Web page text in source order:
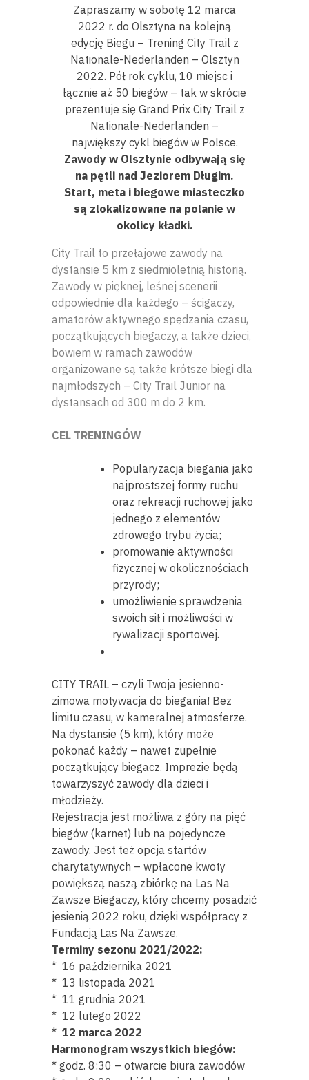
Zapraszamy w sobotę 12 marca
2022 r. do Olsztyna na kolejną
edycję Biegu – Trening City Trail z
Nationale-Nederlanden – Olsztyn
2022. Pół rok cyklu, 10 miejsc i
łącznie aż 50 biegów – tak w skrócie
prezentuje się Grand Prix City Trail z
Nationale-Nederlanden –
największy cykl biegów w Polsce.
Zawody w Olsztynie odbywają się
na pętli nad Jeziorem Długim.
Start, meta i biegowe miasteczko
są zlokalizowane na polanie w
okolicy kładki.
City Trail to przełajowe zawody na
dystansie 5 km z siedmioletnią historią.
Zawody w pięknej, leśnej scenerii
odpowiednie dla każdego – ścigaczy,
amatorów aktywnego spędzania czasu,
początkujących biegaczy, a także dzieci,
bowiem w ramach zawodów
organizowane są także krótsze biegi dla
najmłodszych – City Trail Junior na
dystansach od 300 m do 2 km.
CEL TRENINGÓW
Popularyzacja biegania jako
najprostszej formy ruchu
oraz rekreacji ruchowej jako
jednego z elementów
zdrowego trybu życia;
promowanie aktywności
fizycznej w okolicznościach
przyrody;
umożliwienie sprawdzenia
swoich sił i możliwości w
rywalizacji sportowej.
CITY TRAIL – czyli Twoja jesienno-
zimowa motywacja do biegania! Bez
limitu czasu, w kameralnej atmosferze.
Na dystansie (5 km), który może
pokonać każdy – nawet zupełnie
początkujący biegacz. Imprezie będą
towarzyszyć zawody dla dzieci i
młodzieży.
Rejestracja jest możliwa z góry na pięć
biegów (karnet) lub na pojedyncze
zawody. Jest też opcja startów
charytatywnych – wpłacone kwoty
powiększą naszą zbiórkę na Las Na
Zawsze Biegaczy, który chcemy posadzić
jesienią 2022 roku, dzięki współpracy z
Fundacją Las Na Zawsze.
Terminy sezonu 2021/2022:
* 16 października 2021
* 13 listopada 2021
* 11 grudnia 2021
* 12 lutego 2022
* 12 marca 2022
Harmonogram wszystkich biegów:
* godz. 8:30 – otwarcie biura zawodów